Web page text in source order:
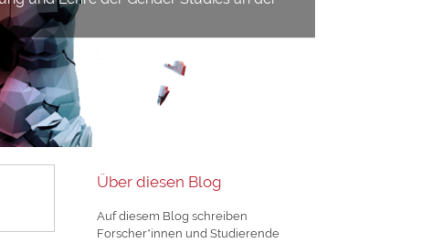
Über diesen Blog
Auf diesem Blog schreiben
Forscher*innen und Studierende